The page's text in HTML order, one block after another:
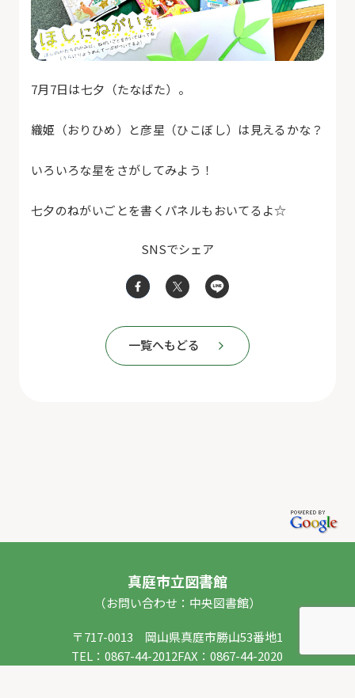
7月7日は七夕（たなばた）。
織姫（おりひめ）と彦星（ひこぼし）は見えるかな？
いろいろな星をさがしてみよう！
七夕のねがいごとを書くパネルもおいてるよ☆
SNSでシェア
一覧へもどる
真庭市立図書館
（お問い合わせ：中央図書館）
〒717-0013 岡山県真庭市勝山53番地1
TEL：0867-44-2012FAX：0867-44-2020